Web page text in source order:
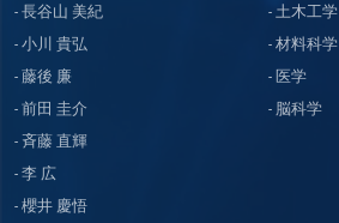
長谷山 美紀
小川 貴弘
藤後 廉
前田 圭介
斉藤 直輝
李 広
櫻井 慶悟
土木工学
材料科学
医学
脳科学